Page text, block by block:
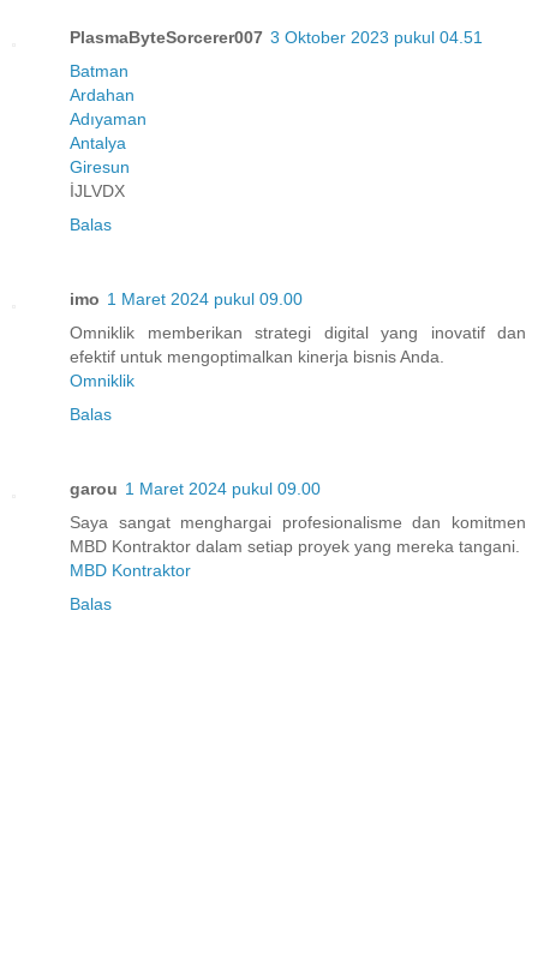
PlasmaByteSorcerer007 3 Oktober 2023 pukul 04.51
Batman
Ardahan
Adıyaman
Antalya
Giresun
İJLVDX
Balas
imo 1 Maret 2024 pukul 09.00
Omniklik memberikan strategi digital yang inovatif dan
efektif untuk mengoptimalkan kinerja bisnis Anda.
Omniklik
Balas
garou 1 Maret 2024 pukul 09.00
Saya sangat menghargai profesionalisme dan komitmen
MBD Kontraktor dalam setiap proyek yang mereka tangani.
MBD Kontraktor
Balas